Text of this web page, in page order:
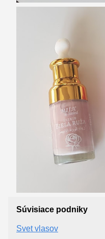
Súvisiace podniky
Svet vlasov